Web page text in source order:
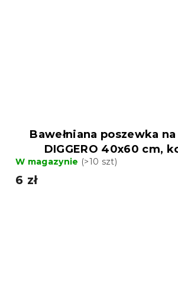
Bawełniana poszewka
DIGGERO 40x60 cm,
W magazynie (>10 szt)
6 zł